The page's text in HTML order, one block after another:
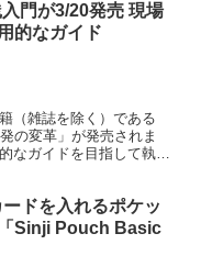
門が3/20発売 現場
的なガイド
（雑誌を除く）である
の変革」が発売されま
なガイドを目指して執筆
ドを入れるポケッ
「Sinji Pouch Basic